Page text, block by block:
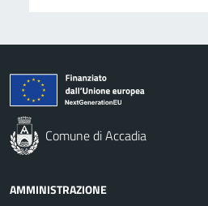
Comune di Accadia
AMMINISTRAZIONE